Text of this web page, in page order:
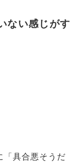
ない感じがす
「具合悪そうだ